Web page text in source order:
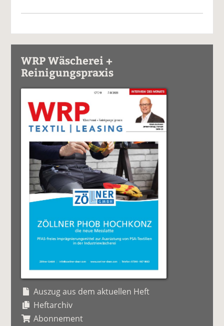
WRP Wäscherei +
Reinigungspraxis
Auszug aus dem aktuellen Heft
Heftarchiv
Abonnement